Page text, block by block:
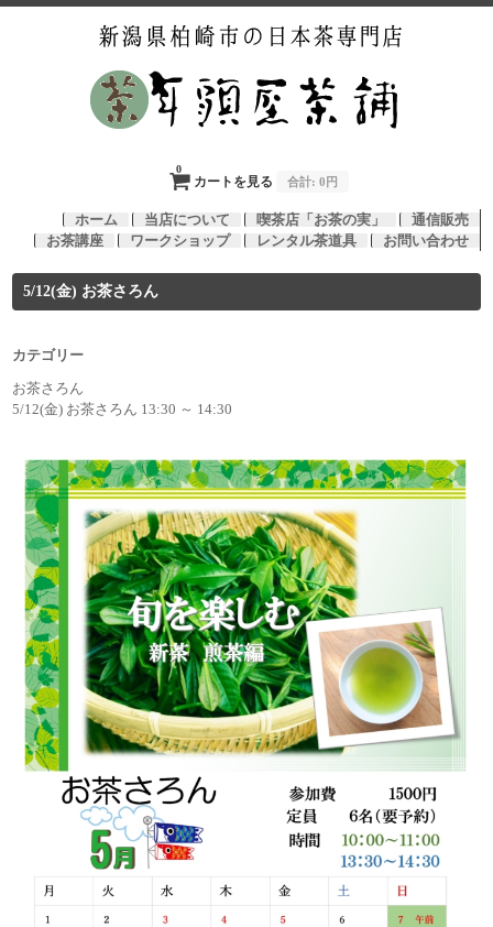
カートを見る
0
合計: 0円
ホーム 当店について 喫茶店「お茶の実」
通信販売
お茶講座
ワークショップ レンタル茶道具 お問い合わせ
5/12(金) お茶さろん
カテゴリー
お茶さろん
5/12(金) お茶さろん 13:30 ～ 14:30